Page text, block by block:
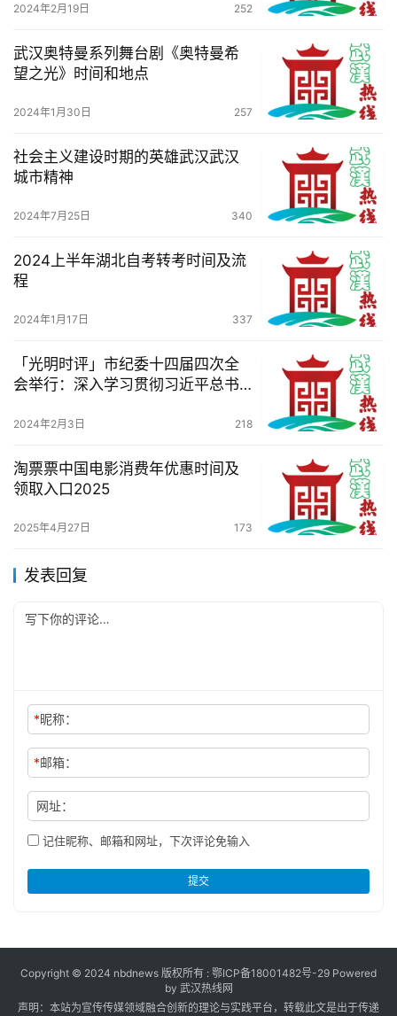
2024年2月19日 252
武汉奥特曼系列舞台剧《奥特曼希
望之光》时间和地点
2024年1月30日 257
社会主义建设时期的英雄武汉武汉
城市精神
2024年7月25日 340
2024上半年湖北自考转考时间及流
程
2024年1月17日 337
「光明时评」市纪委十四届四次全
会举行：深入学习贯彻习近平总书
推动全面从严治党向纵深发展
2024年2月3日 218
淘票票中国电影消费年优惠时间及
领取入口2025
2025年4月27日 173
发表回复
*昵称：
*邮箱：
网址：
记住昵称、邮箱和网址，下次评论免输入
提交
Copyright © 2024 nbdnews 版权所有 : 鄂ICP备18001482号-29 Powered
by 武汉热线网
声明：本站为宣传传媒领域融合创新的理论与实践平台，转载此文是出于传递